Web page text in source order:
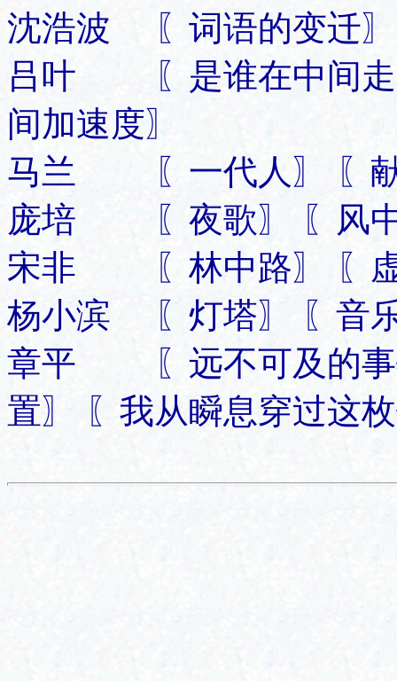
沈浩波 〖词语的变迁〗
吕叶 〖是谁在中间走
间加速度〗
马兰 〖一代人〗 〖献
庞培 〖夜歌〗 〖风中
宋非 〖林中路〗 〖虚
杨小滨 〖灯塔〗 〖音
章平 〖远不可及的事
置〗 〖我从瞬息穿过这